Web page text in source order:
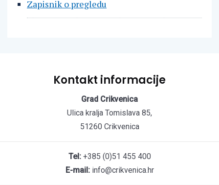
Zapisnik o pregledu
Kontakt informacije
Grad Crikvenica
Ulica kralja Tomislava 85,
51260 Crikvenica
Tel:+385 (0)51 455 400
E-mail:info@crikvenica.hr